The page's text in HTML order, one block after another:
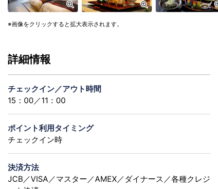
画像をクリックすると拡大表示されます。
詳細情報
チェックイン／アウト時間
15：00／11：00
ポイント利用タイミング
チェックイン時
決済方法
JCB／VISA／マスター／AMEX／ダイナース／各種クレジ